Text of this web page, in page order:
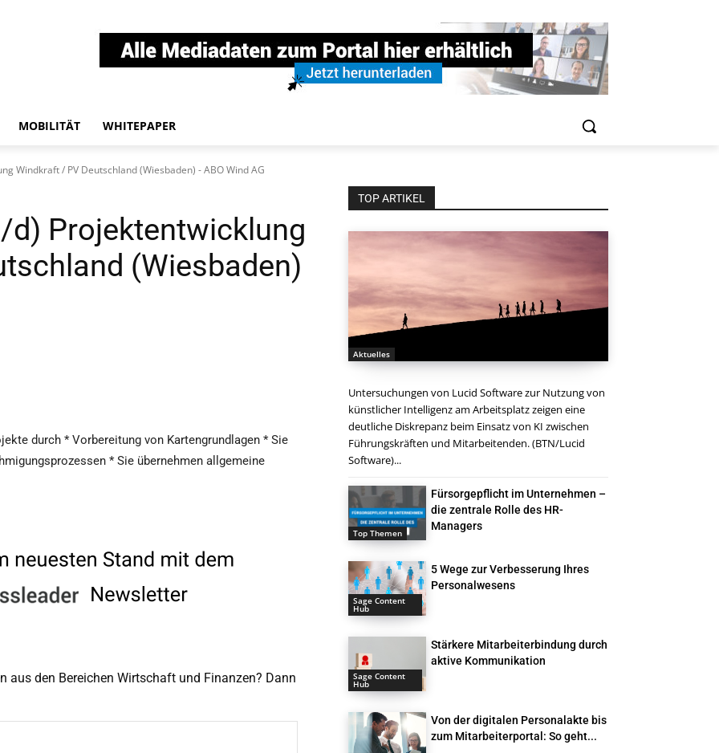
MOBILITÄT WHITEPAPER
Windkraft / PV Deutschland (Wiesbaden) - ABO Wind AG
Projektentwicklung
(Wiesbaden)
durch * Vorbereitung von Kartengrundlagen * Sie
* Sie übernehmen allgemeine
aus den Bereichen Wirtschaft und Finanzen? Dann
TOP ARTIKEL
Aktuelles
Untersuchungen von Lucid Software zur Nutzung von
künstlicher Intelligenz am Arbeitsplatz zeigen eine
deutliche Diskrepanz beim Einsatz von KI zwischen
Führungskräften und Mitarbeitenden. (BTN/Lucid
Software)...
Top Themen
Fürsorgepflicht im Unternehmen –
die zentrale Rolle des HR-
Managers
Sage Content
Hub
5 Wege zur Verbesserung Ihres
Personalwesens
Sage Content
Hub
Stärkere Mitarbeiterbindung durch
aktive Kommunikation
Von der digitalen Personalakte bis
zum Mitarbeiterportal: So geht...